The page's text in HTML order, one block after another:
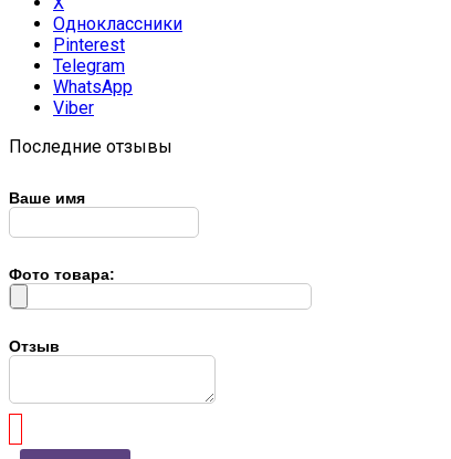
Одноклассники
Pinterest
Telegram
WhatsApp
Viber
Последние отзывы
Ваше имя
Фото товара:
Отзыв